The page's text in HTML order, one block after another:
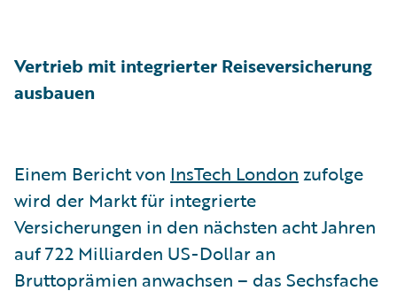
Vertrieb mit integrierter Reiseversicherung
ausbauen
Einem Bericht von InsTech London zufolge
wird der Markt für integrierte
Versicherungen in den nächsten acht Jahren
auf 722 Milliarden US-Dollar an
Bruttoprämien anwachsen – das Sechsfache